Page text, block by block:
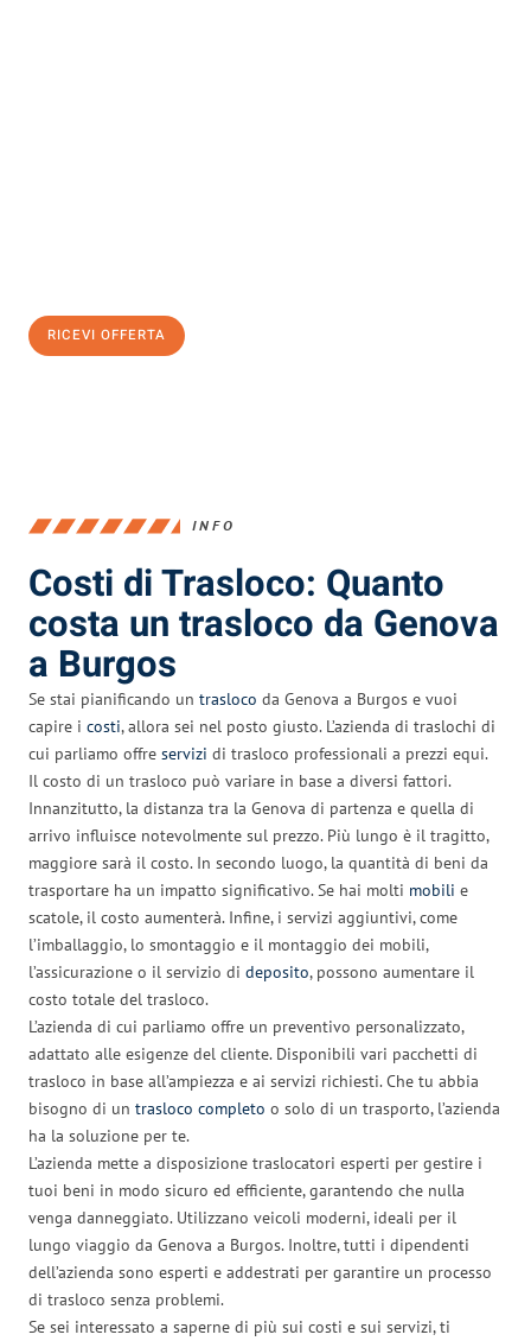
RICEVI OFFERTA
INFO
Costi di Trasloco: Quanto
costa un trasloco da Genova
a Burgos
Se stai pianificando un trasloco da Genova a Burgos e vuoi
capire i costi, allora sei nel posto giusto. L’azienda di traslochi di
cui parliamo offre servizi di trasloco professionali a prezzi equi.
Il costo di un trasloco può variare in base a diversi fattori.
Innanzitutto, la distanza tra la Genova di partenza e quella di
arrivo influisce notevolmente sul prezzo. Più lungo è il tragitto,
maggiore sarà il costo. In secondo luogo, la quantità di beni da
trasportare ha un impatto significativo. Se hai molti mobili e
scatole, il costo aumenterà. Infine, i servizi aggiuntivi, come
l’imballaggio, lo smontaggio e il montaggio dei mobili,
l’assicurazione o il servizio di deposito, possono aumentare il
costo totale del trasloco.
L’azienda di cui parliamo offre un preventivo personalizzato,
adattato alle esigenze del cliente. Disponibili vari pacchetti di
trasloco in base all’ampiezza e ai servizi richiesti. Che tu abbia
bisogno di un trasloco completo o solo di un trasporto, l’azienda
ha la soluzione per te.
L’azienda mette a disposizione traslocatori esperti per gestire i
tuoi beni in modo sicuro ed efficiente, garantendo che nulla
venga danneggiato. Utilizzano veicoli moderni, ideali per il
lungo viaggio da Genova a Burgos. Inoltre, tutti i dipendenti
dell’azienda sono esperti e addestrati per garantire un processo
di trasloco senza problemi.
Se sei interessato a saperne di più sui costi e sui servizi, ti